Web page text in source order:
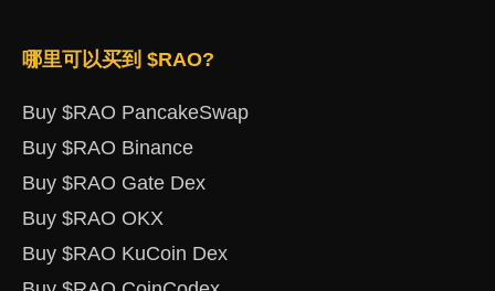
哪里可以买到 $RAO?
Buy $RAO PancakeSwap
Buy $RAO Binance
Buy $RAO Gate Dex
Buy $RAO OKX
Buy $RAO KuCoin Dex